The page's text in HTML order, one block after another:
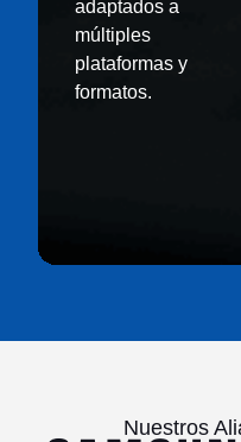
tus
espacios
para
una
configuración,
garantizando
un
funcionamiento
adaptados a
múltiples
plataformas y
formatos.
Nuestros